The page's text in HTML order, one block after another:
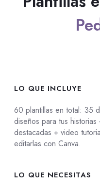
LO QUE INCLUYE
60 plantillas en total: 35
diseños para tus
destacadas + video
editarlas con Canva.
LO QUE NECESITAS